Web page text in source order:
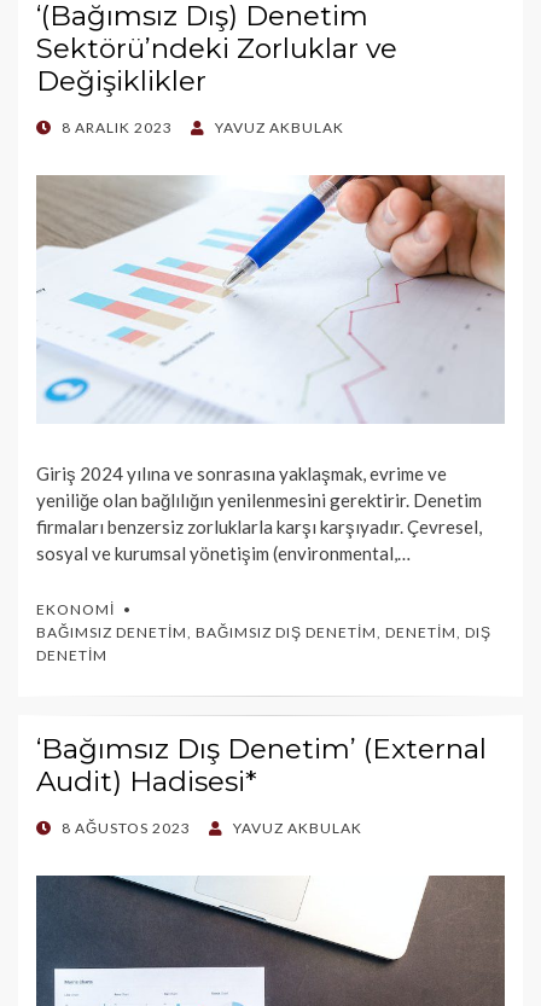
‘(Bağımsız Dış) Denetim
Sektörü’ndeki Zorluklar ve
Değişiklikler
POSTED
8 ARALIK 2023 YAVUZ AKBULAK
Giriş 2024 yılına ve sonrasına yaklaşmak, evrime ve
yeniliğe olan bağlılığın yenilenmesini gerektirir. Denetim
firmaları benzersiz zorluklarla karşı karşıyadır. Çevresel,
sosyal ve kurumsal yönetişim (environmental,…
EKONOMI
BAĞIMSIZ DENETIM BAĞIMSIZ DIŞ DENETIM DENETIM DIŞ
DENETIM
‘Bağımsız Dış Denetim’ (External
Audit) Hadisesi*
POSTED
8 AĞUSTOS 2023 YAVUZ AKBULAK